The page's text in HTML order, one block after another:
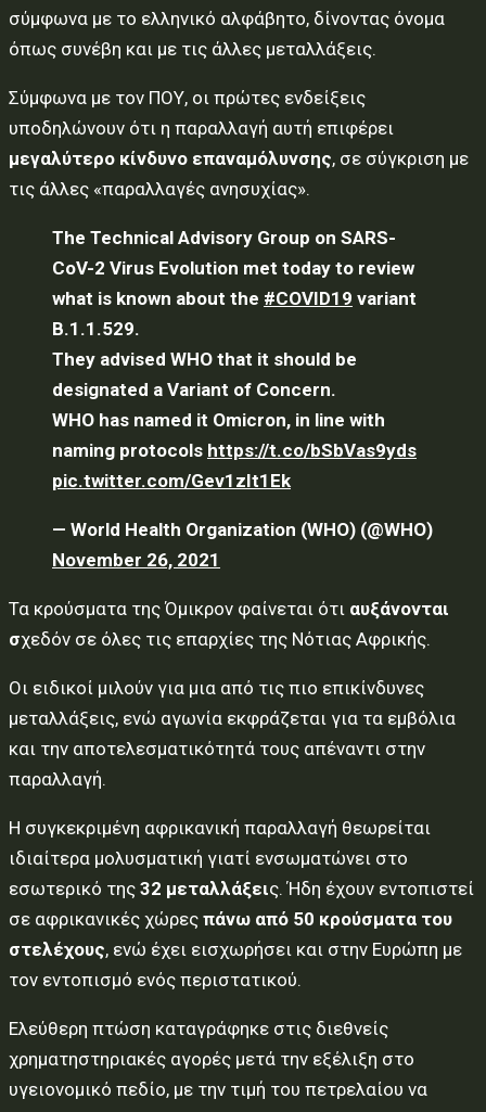
σύμφωνα με το ελληνικό αλφάβητο, δίνοντας όνομα
όπως συνέβη και με τις άλλες μεταλλάξεις.
Σύμφωνα με τον ΠΟΥ, οι πρώτες ενδείξεις
υποδηλώνουν ότι η παραλλαγή αυτή επιφέρει
μεγαλύτερο κίνδυνο επαναμόλυνσης, σε σύγκριση με
τις άλλες «παραλλαγές ανησυχίας».
The Technical Advisory Group on SARS-
CoV-2 Virus Evolution met today to review
what is known about the #COVID19 variant
B.1.1.529.
They advised WHO that it should be
designated a Variant of Concern.
WHO has named it Omicron, in line with
naming protocols https://t.co/bSbVas9yds
pic.twitter.com/Gev1zIt1Ek
— World Health Organization (WHO) (@WHO)
November 26, 2021
Τα κρούσματα της Όμικρον φαίνεται ότι αυξάνονται
σχεδόν σε όλες τις επαρχίες της Νότιας Αφρικής.
Οι ειδικοί μιλούν για μια από τις πιο επικίνδυνες
μεταλλάξεις, ενώ αγωνία εκφράζεται για τα εμβόλια
και την αποτελεσματικότητά τους απέναντι στην
παραλλαγή.
Η συγκεκριμένη αφρικανική παραλλαγή θεωρείται
ιδιαίτερα μολυσματική γιατί ενσωματώνει στο
εσωτερικό της 32 μεταλλάξεις. Ήδη έχουν εντοπιστεί
σε αφρικανικές χώρες πάνω από 50 κρούσματα του
στελέχους, ενώ έχει εισχωρήσει και στην Ευρώπη με
τον εντοπισμό ενός περιστατικού.
Ελεύθερη πτώση καταγράφηκε στις διεθνείς
χρηματηστηριακές αγορές μετά την εξέλιξη στο
υγειονομικό πεδίο, με την τιμή του πετρελαίου να